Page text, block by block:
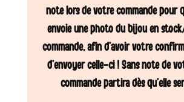
note lors de votre commande pour
envoie une photo du bijou en
commande, afin d’avoir votre
d’envoyer celle-ci ! Sans note de
commande partira dès qu’elle